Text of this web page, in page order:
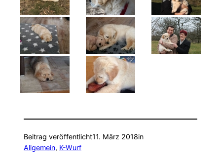
Beitrag veröffentlicht11. März 2018in
Allgemein, K-Wurf